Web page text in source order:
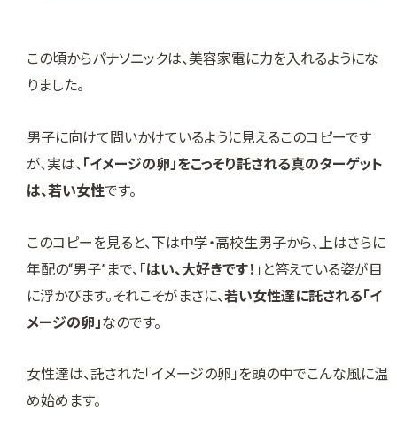
この頃からパナソニックは、美容家電に力を入れるようにな
りました。
男子に向けて問いかけているように見えるこのコピーです
が、実は、 「イメージの卵」をこっそり託される真のターゲット
は、若い女性です。
このコピーを見ると、下は中学・高校生男子から、上はさらに
年配の“男子”まで、「はい、大好きです！ 」と答えている姿が目
に浮かびます。それこそがまさに、若い女性達に託される「イ
メージの卵」なのです。
女性達は、託された「イメージの卵」を頭の中でこんな風に温
め始めます。